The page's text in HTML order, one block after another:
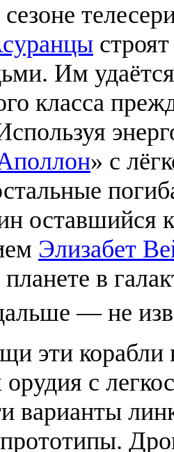
Им
класса
» с
оставшийся
Элизабет
в
— не
эти корабли
с
варианты